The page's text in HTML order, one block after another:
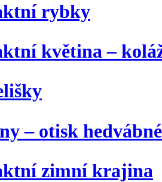
rybky
květina –
– otisk
zimní krajina